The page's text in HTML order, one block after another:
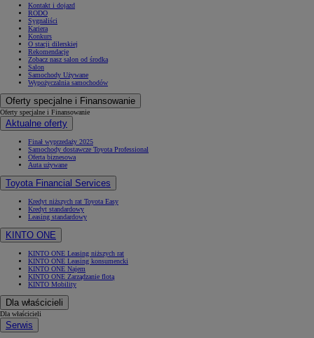
Kontakt i dojazd
RODO
Sygnaliści
Kariera
Konkurs
O stacji dilerskiej
Rekomendacje
Zobacz nasz salon od środka
Salon
Samochody Używane
Wypożyczalnia samochodów
Oferty specjalne i Finansowanie
Oferty specjalne i Finansowanie
Aktualne oferty
Finał wyprzedaży 2025
Samochody dostawcze Toyota Professional
Oferta biznesowa
Auta używane
Toyota Financial Services
Kredyt niższych rat Toyota Easy
Kredyt standardowy
Leasing standardowy
KINTO ONE
KINTO ONE Leasing niższych rat
KINTO ONE Leasing konsumencki
KINTO ONE Najem
KINTO ONE Zarządzanie flotą
KINTO Mobility
Dla właścicieli
Dla właścicieli
Serwis